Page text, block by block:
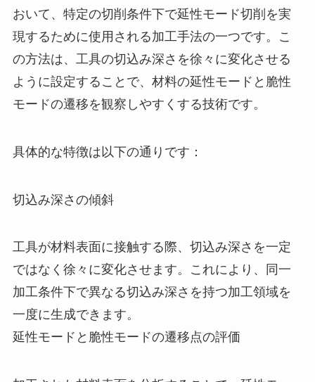
おいて、特定の切削条件下で延性モード切削を実
現するために使用される加工手法の一つです。こ
の方法は、工具の切込み深さを徐々に変化させる
ように設定することで、材料の延性モードと脆性
モードの遷移を観察しやすくする技術です。
具体的な特徴は以下の通りです：
切込み深さの傾斜
工具が材料表面に接触する際、切込み深さを一定
ではなく徐々に変化させます。これにより、同一
加工条件下で異なる切込み深さを持つ加工領域を
一度に生成できます。
延性モードと脆性モードの遷移点の評価